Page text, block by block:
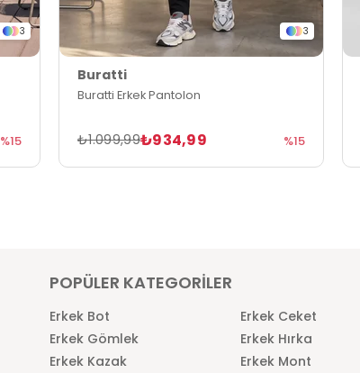
3
%15
3
Buratti
Buratti Erkek Pantolon
₺934,99
₺1.099,99 %15
POPÜLER KATEGORİLER
Erkek Bot Erkek Ceket
Erkek Gömlek
Erkek Hırka
Erkek Kazak
Erkek Mont